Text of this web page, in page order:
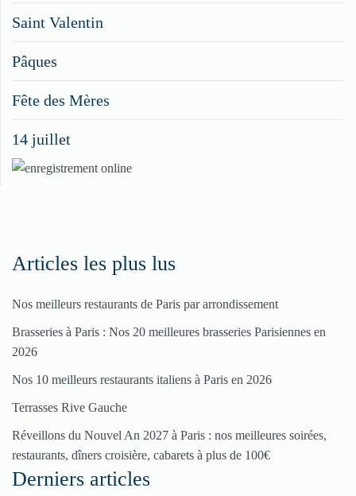
Pour
enregistrer
restaurant
ici
Saint Valentin
Pâques
Fête des Mères
14 juillet
Articles les plus lus
Nos meilleurs restaurants de Paris par arrondissement
Brasseries à Paris : Nos 20 meilleures brasseries Parisiennes en
2026
Nos 10 meilleurs restaurants italiens à Paris en 2026
Terrasses Rive Gauche
Réveillons du Nouvel An 2027 à Paris : nos meilleures soirées,
restaurants, dîners croisière, cabarets à plus de 100€
Derniers articles